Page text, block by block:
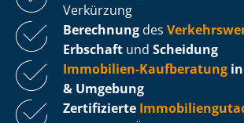
Verkürzung
Berechnung des
Erbschaft und Scheidung
Immobilien-Kaufberatung
& Umgebung
Zertifizierte